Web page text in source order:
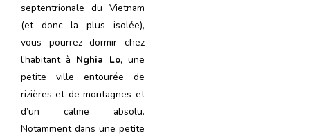
septentrionale du Vietnam
(et donc la plus isolée),
vous pourrez dormir chez
l’habitant à Nghia Lo, une
petite ville entourée de
rizières et de montagnes et
d’un calme absolu.
Notamment dans une petite